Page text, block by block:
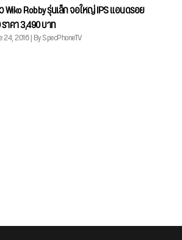
Wiko Robby รุ่นเล็ก จอใหญ่ IPS แอนดรอย
าคา 3,490 บาท
24, 2016 | By SpecPhoneTV